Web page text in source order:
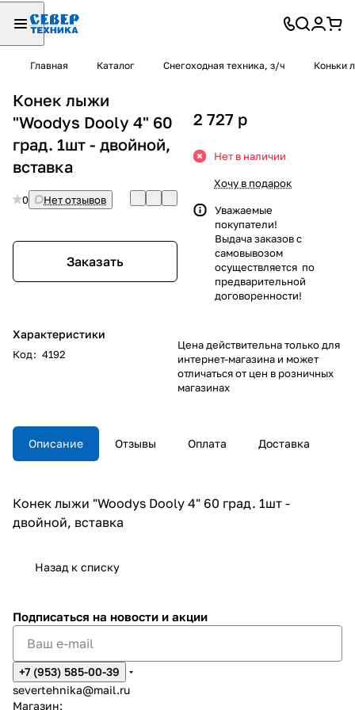
Главная Каталог Снегоходная техника, з/ч Коньки
Конек лыжи
"Woodys Dooly 4" 60
град. 1шт - двойной,
вставка
0 Нет отзывов
Заказать
Характеристики
Код: 4192
2 727 p
Нет в наличии
Хочу в подарок
Уважаемые
покупатели!
Выдача заказов с
самовывозом
осуществляется по
предварительной
договоренности!
Цена действительна только для
интернет-магазина и может
отличаться от цен в розничных
магазинах
Описание Отзывы Оплата Доставка
Конек лыжи "Woodys Dooly 4" 60 град. 1шт -
двойной, вставка
Назад к списку
Подписаться на новости и акции
+7 (953) 585-00-39
severtehnika@mail.ru
Магазин: